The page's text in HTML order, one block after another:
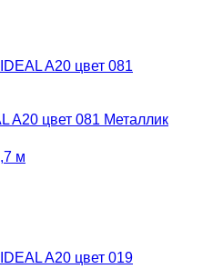
A20 цвет 081 Металлик